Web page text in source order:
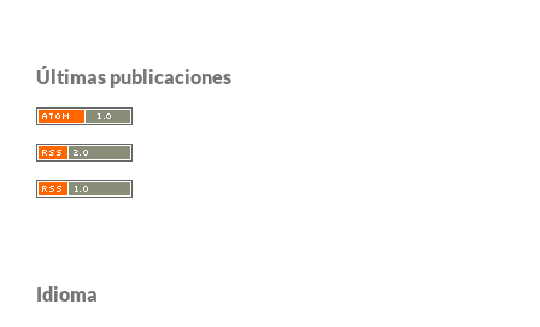
Últimas publicaciones
Idioma